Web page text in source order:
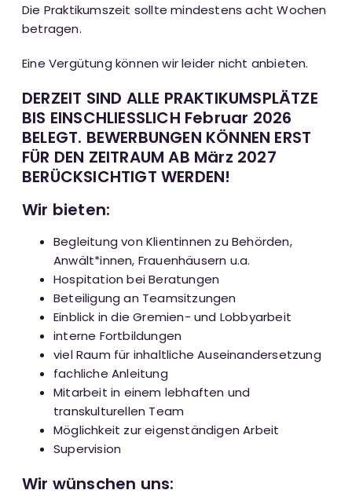
Die Praktikumszeit sollte mindestens acht Wochen
betragen.
Eine Vergütung können wir leider nicht anbieten.
DERZEIT SIND ALLE PRAKTIKUMSPLÄTZE
BIS EINSCHLIESSLICH Februar 2026
BELEGT. BEWERBUNGEN KÖNNEN ERST
FÜR DEN ZEITRAUM AB März 2027
BERÜCKSICHTIGT WERDEN!
Wir bieten:
Begleitung von Klientinnen zu Behörden,
Anwält*innen, Frauenhäusern u.a.
Hospitation bei Beratungen
Beteiligung an Teamsitzungen
Einblick in die Gremien- und Lobbyarbeit
interne Fortbildungen
viel Raum für inhaltliche Auseinandersetzung
fachliche Anleitung
Mitarbeit in einem lebhaften und
transkulturellen Team
Möglichkeit zur eigenständigen Arbeit
Supervision
Wir wünschen uns: